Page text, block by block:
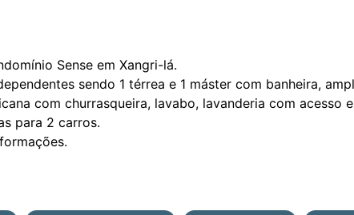
Sense em Xangri-lá.
sendo 1 térrea e 1 máster com banheira,
com churrasqueira, lavabo, lavanderia com acesso
para 2 carros.